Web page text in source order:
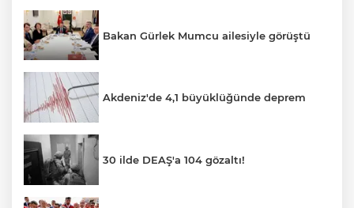
Bakan Gürlek Mumcu ailesiyle görüştü
Akdeniz'de 4,1 büyüklüğünde deprem
30 ilde DEAŞ'a 104 gözaltı!